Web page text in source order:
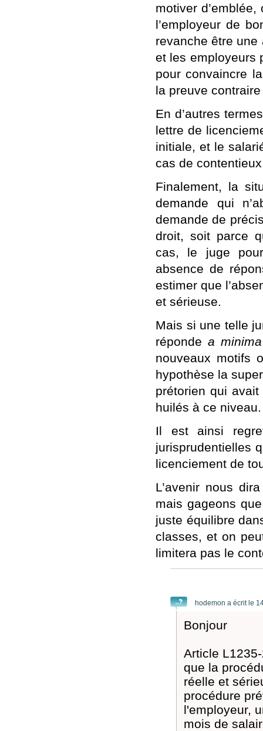
motiver
l’employeur de
revanche être
et les employeurs
pour convaincre
la preuve
En d’autres
lettre de
initiale, et le
cas de
Finalement, la
demande qui
demande de
droit, soit parce
cas, le juge
absence de
estimer que
et sérieuse.
Mais si une telle
répondea minima
nouveaux motifs
hypothèse la
prétorien qui
huilés à ce niveau.
Il est ainsi
jurisprudentielles
licenciement de
L’avenir nous
mais gageons
juste équilibre
classes, et on
limitera pas le
hodemon a écrit le
Bonjour
Article
que la
réelle et
procédure
l'employeur,
mois de